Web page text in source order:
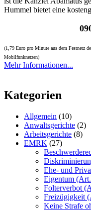
Hummel bietet eine
(1,79 Euro pro Minute aus dem Festnetz
Mobilfunknetzen)
Mehr Informationen...
Kategorien
Allgemein (10)
Anwaltsgerichte (2)
Arbeitsgerichte (8)
EMRK (27)
Ehe- und
Eigentum
Folterverbot
Freizügigkeit
Keine Strafe